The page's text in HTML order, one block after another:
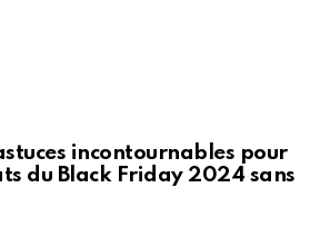
incontournables pour
du Black Friday 2024 sans